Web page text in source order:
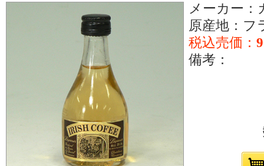
メーカー：
原産地：フ
税込売価：
備考：